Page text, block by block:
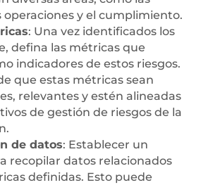
operaciones y el cumplimiento.
: Una vez identificados los
defina las métricas que
indicadores de estos riesgos.
que estas métricas sean
relevantes y estén alineadas
de gestión de riesgos de la
de datos: Establecer un
recopilar datos relacionados
definidas. Esto puede